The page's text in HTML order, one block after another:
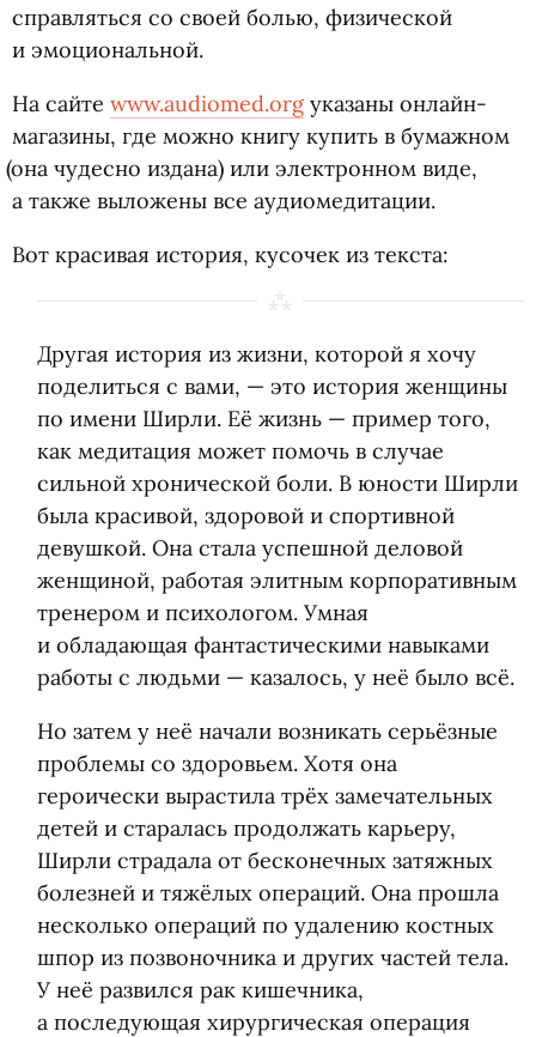
справляться со своей болью, физической
и эмоциональной.
На сайте www.audiomed.orgуказаны онлайн-
магазины, где можно книгу купить в бумажном
(она чудесно издана) или электронном виде,
а также выложены все аудиомедитации.
Вот красивая история, кусочек из текста:
Другая история из жизни, которой я хочу
поделиться с вами, — это история женщины
по имени Ширли. Её жизнь — пример того,
как медитация может помочь в случае
сильной хронической боли. В юности Ширли
была красивой, здоровой и спортивной
девушкой. Она стала успешной деловой
женщиной, работая элитным корпоративным
тренером и психологом. Умная
и обладающая фантастическими навыками
работы с людьми — казалось, у неё было всё.
Но затем у неё начали возникать серьёзные
проблемы со здоровьем. Хотя она
героически вырастила трёх замечательных
детей и старалась продолжать карьеру,
Ширли страдала от бесконечных затяжных
болезней и тяжёлых операций. Она прошла
несколько операций по удалению костных
шпор из позвоночника и других частей тела.
У неё развился рак кишечника,
а последующая хирургическая операция